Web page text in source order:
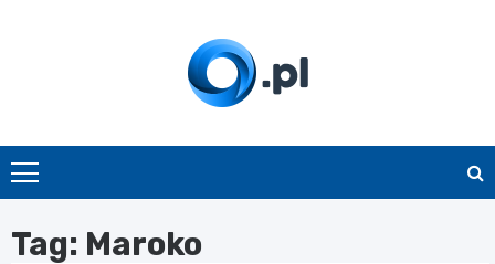
O.pl
Tag: Maroko